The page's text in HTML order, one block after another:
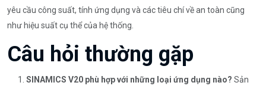
yêu cầu công suất, tính ứng dụng và các tiêu chí về an toàn cũng
như hiệu suất cụ thể của hệ thống.
Câu hỏi thường gặp
SINAMICS V20 phù hợp với những loại ứng dụng nào? Sản